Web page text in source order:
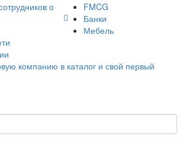
о
FMCG
Банки
Мебель
компанию в каталог и свой первый